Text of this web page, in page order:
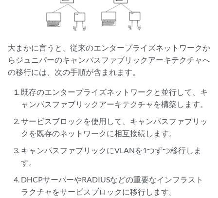
大まかに言うと、従来のエンタープライズネットワークか
らジュニパーのキャンパスファブリックアーキテクチャへ
の移行には、次の手順が含まれます。
既存のエンタープライズネットワークと並行して、キ
ャンパスファブリックアーキテクチャを構築します。
サービスブロックを使用して、キャンパスファブリッ
クを既存のネットワークに相互接続します。
キャンパスファブリックにVLANを1つずつ移行しま
す。
DHCPサーバーやRADIUSなどの重要なインフラスト
ラクチャをサービスブロックに移行します。